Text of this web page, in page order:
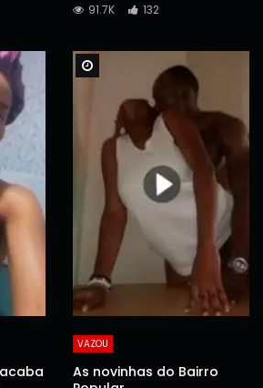
91.7K 132
VAZOU
As novinhas do Bairro